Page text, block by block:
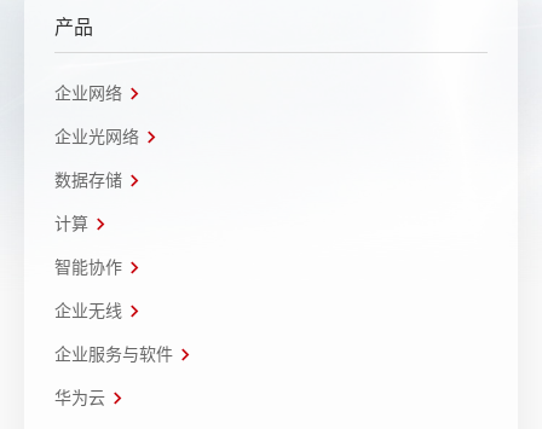
产品
企业网络
企业光网络
数据存储
计算
智能协作
企业无线
企业服务与软件
华为云